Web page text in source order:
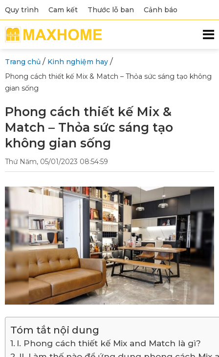
Quy trình Cam kết Thước lỗ ban Cảnh báo
Trang chủ / Kinh nghiệm hay /
Phong cách thiết kế Mix & Match – Thỏa sức sáng tạo không
gian sống
Phong cách thiết kế Mix &
Match – Thỏa sức sáng tạo
không gian sống
Thứ Năm, 05/01/2023 08:54:59
Tóm tắt nội dung
I. Phong cách thiết kế Mix and Match là gì?